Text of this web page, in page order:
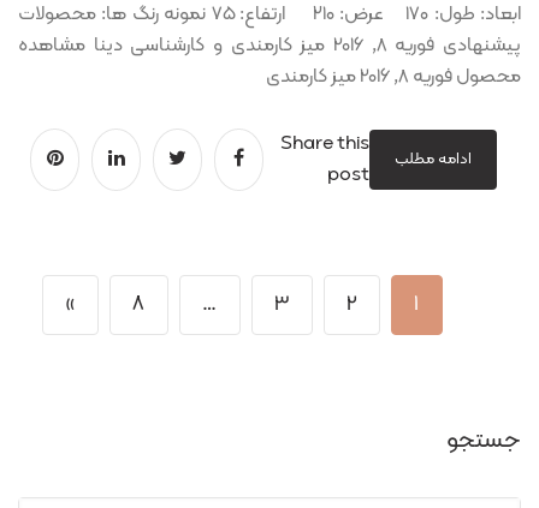
ابعاد: طول: ۱۷۰ عرض: ۲۱۰ ارتفاع: ۷۵ نمونه رنگ ها: محصولات
پیشنهادی فوریه 8, 2016 میز کارمندی و کارشناسی دینا مشاهده
محصول فوریه 8, 2016 میز کارمندی
ادامه مطلب
Share this
post
1
2
3
…
8
»
جستجو